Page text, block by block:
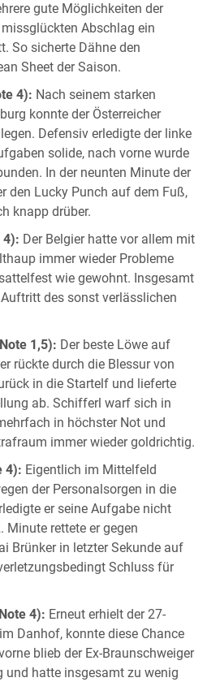
gute Möglichkeiten der
Abschlag ein
So sicherte Dähne den
Sheet der Saison.
4): Nach seinem starken
konnte der Österreicher
Defensiv erledigte der linke
solide, nach vorne wurde
In der neunten Minute der
den Lucky Punch auf dem Fuß,
knapp drüber.
4): Der Belgier hatte vor allem mit
immer wieder Probleme
wie gewohnt. Insgesamt
des sonst verlässlichen
1,5): Der beste Löwe auf
rückte durch die Blessur von
in die Startelf und lieferte
ab. Schifferl warf sich in
in höchster Not und
immer wieder goldrichtig.
4): Eigentlich im Mittelfeld
der Personalsorgen in die
er seine Aufgabe nicht
Minute rettete er gegen
Brünker in letzter Sekunde auf
Schluss für
4): Erneut erhielt der 27-
Danhof, konnte diese Chance
blieb der Ex-Braunschweiger
und hatte insgesamt zu wenig